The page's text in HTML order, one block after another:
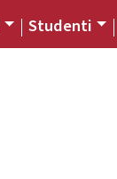
Studenti